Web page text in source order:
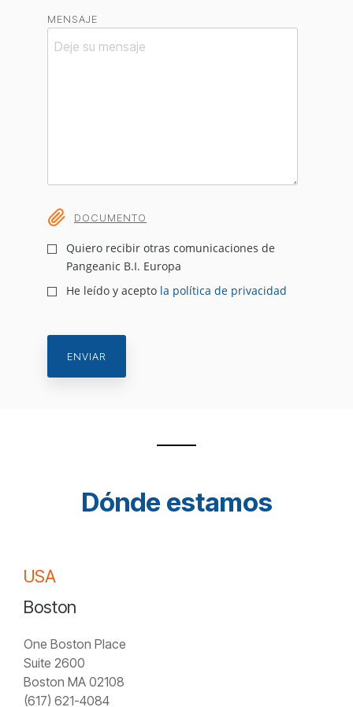
MENSAJE
DOCUMENTO
Quiero recibir otras comunicaciones de
Pangeanic B.I. Europa
He leído y acepto la política de privacidad
Dónde estamos
USA
Boston
One Boston Place
Suite 2600
Boston MA 02108
(617) 621-4084